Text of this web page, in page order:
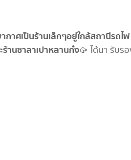
กาศเป็นร้านเล็กๆอยู่ใกล้สถานีรถไฟ
านซาลาเปาหลานก๋ง🥠 ได้นา รับร